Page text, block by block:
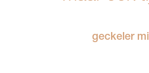
geckeler